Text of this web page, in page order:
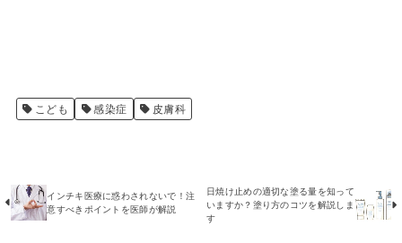
こども 感染症 皮膚科
インチキ医療に惑わされないで！注
意すべきポイントを医師が解説
日焼け止めの適切な塗る量を知って
いますか？塗り方のコツを解説しま
す